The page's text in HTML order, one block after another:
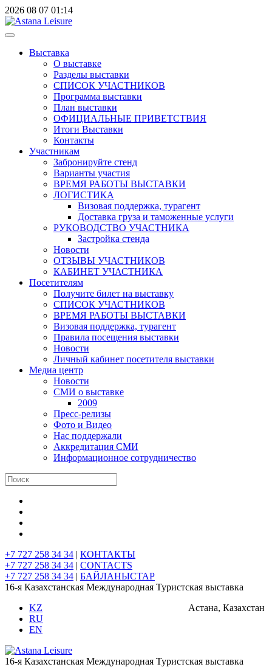
2026 08 07 01:14
Выставка
О выставке
Разделы выставки
СПИСОК УЧАСТНИКОВ
Программа выставки
План выставки
ОФИЦИАЛЬНЫЕ ПРИВЕТСТВИЯ
Итоги Выставки
Контакты
Участникам
Забронируйте стенд
Варианты участия
ВРЕМЯ РАБОТЫ ВЫСТАВКИ
ЛОГИСТИКА
Визовая поддержка, турагент
Доставка груза и таможенные услуги
РУКОВОДСТВО УЧАСТНИКА
Застройка стенда
Новости
ОТЗЫВЫ УЧАСТНИКОВ
КАБИНЕТ УЧАСТНИКА
Посетителям
Получите билет на выставку
СПИСОК УЧАСТНИКОВ
ВРЕМЯ РАБОТЫ ВЫСТАВКИ
Визовая поддержка, турагент
Правила посещения выставки
Новости
Личный кабинет посетителя выставки
Медиа центр
Новости
СМИ о выставке
2009
Пресс-релизы
Фото и Видео
Нас поддержали
Аккредитация СМИ
Информационное сотрудничество
+7 727 258 34 34 | КОНТАКТЫ
+7 727 258 34 34 | CONTACTS
+7 727 258 34 34 | БАЙЛАНЫСТАР
16-я Казахстанская Международная Туристская выставка
Астана, Казахстан
KZ
RU
EN
16-я Казахстанская Международная Туристская выставка